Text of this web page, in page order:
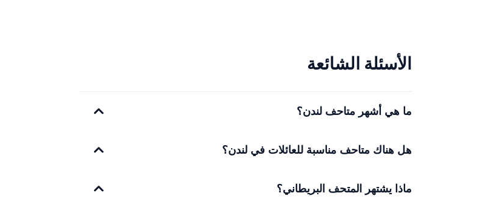
الأسئلة الشائعة
ما هي أشهر متاحف لندن؟
هل هناك متاحف مناسبة للعائلات في لندن؟
ماذا يشتهر المتحف البريطاني؟